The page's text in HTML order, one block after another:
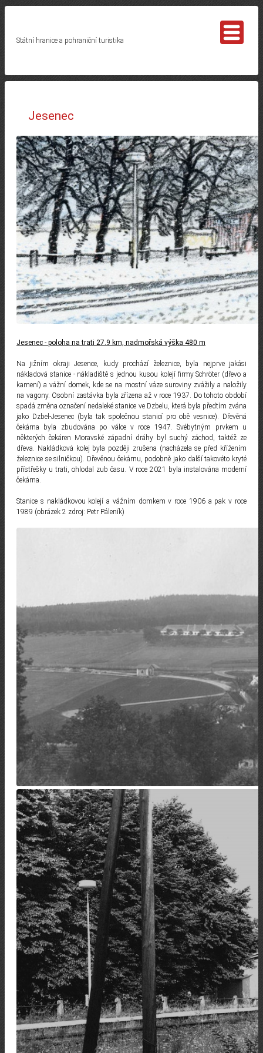
Státní hranice a pohraniční turistika
Jesenec
Jesenec - poloha na trati 27.9 km, nadmořská výška 480 m
Na jižním okraji Jesence, kudy prochází železnice, byla nejprve jakási
nákladová stanice - nákladiště s jednou kusou kolejí firmy Schröter (dřevo a
kamení) a vážní domek, kde se na mostní váze suroviny zvážily a naložily
na vagony. Osobní zastávka byla zřízena až v roce 1937. Do tohoto období
spadá změna označení nedaleké stanice ve Dzbelu, která byla předtím zvána
jako Dzbel-Jesenec (byla tak společnou stanicí pro obě vesnice). Dřevěná
čekárna byla zbudována po válce v roce 1947. Svébytným prvkem u
některých čekáren Moravské západní dráhy byl suchý záchod, taktéž ze
dřeva. Nakládková kolej byla později zrušena (nacházela se před křížením
železnice se silničkou). Dřevěnou čekárnu, podobně jako další takovéto kryté
přístřešky u trati, ohlodal zub času. V roce 2021 byla instalována moderní
čekárna.
Stanice s nakládkovou kolejí a vážním domkem v roce 1906 a pak v roce
1989 (obrázek 2 zdroj: Petr Páleník)